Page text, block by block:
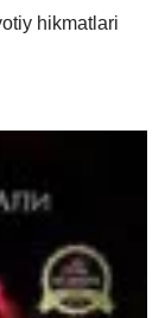
hikmatlari